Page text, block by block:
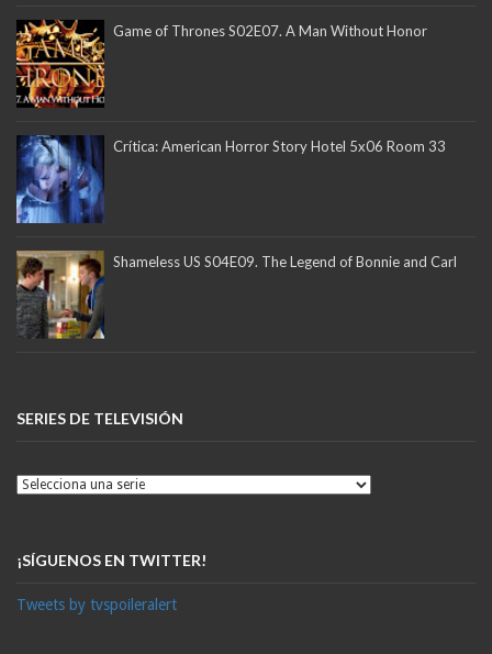
Game of Thrones S02E07. A Man Without Honor
Crítica: American Horror Story Hotel 5x06 Room 33
Shameless US S04E09. The Legend of Bonnie and Carl
SERIES DE TELEVISIÓN
¡SÍGUENOS EN TWITTER!
Tweets by tvspoileralert